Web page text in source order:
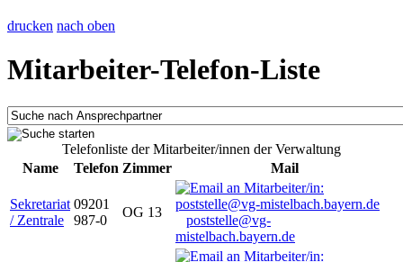
drucken nach oben
Mitarbeiter-Telefon-Liste
Telefonliste der Mitarbeiter/innen der Verwaltung
Name
Telefon Zimmer Mail
Sekretariat
/ Zentrale
09201
987-0
OG 13
poststelle@vg-
mistelbach.bayern.de